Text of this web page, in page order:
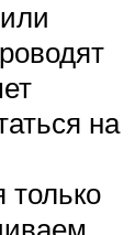
на
только